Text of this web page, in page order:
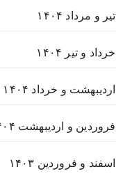
تیر و مرداد ۱۴۰۴
خرداد و تیر ۱۴۰۴
اردیبهشت و خرداد ۱۴۰۴
فروردین و اردیبهشت ۱۴۰۴
اسفند و فروردین ۱۴۰۳